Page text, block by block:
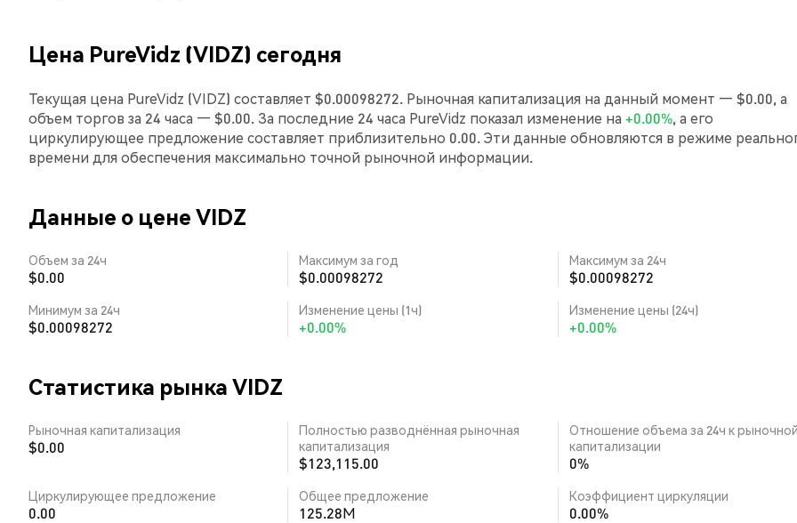
Цена PureVidz (VIDZ) сегодня
Текущая цена PureVidz (VIDZ) составляет $0.00098272. Рыночная капитализация на данный момент — $0.00, а
объем торгов за 24 часа — $0.00. За последние 24 часа PureVidz показал изменение на +0.00%, а его
циркулирующее предложение составляет приблизительно 0.00. Эти данные обновляются в режиме
времени для обеспечения максимально точной рыночной информации.
Данные о цене VIDZ
Объем за 24ч
$0.00
Максимум за год
$0.00098272
Максимум за 24ч
$0.00098272
Минимум за 24ч
$0.00098272
Изменение цены (1ч)
+0.00%
Изменение цены (24ч)
+0.00%
Статистика рынка VIDZ
Рыночная капитализация
$0.00
Полностью разводнённая рыночная
капитализация
$123,115.00
Отношение объема за 24ч к
капитализации
0%
Циркулирующее предложение
0.00
Общее предложение
125.28M
Коэффициент циркуляции
0.00%